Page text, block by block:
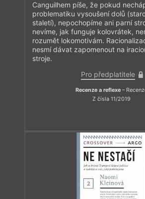
Canguilhem píše, že pokud
problematiku vysoušení dolů
staletí), nepochopíme ani parní
nevíme, jak funguje kolovrátek,
rozumět lokomotivám.
nesmí dávat zapomenout na
stroje.
Pro předplatitele
Recenze a reflexe–
Z čísla 11/2019